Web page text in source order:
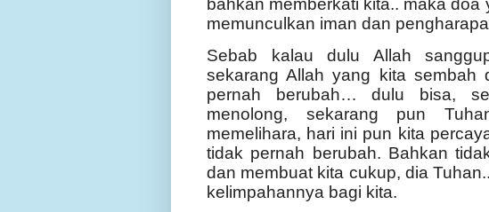
bahkan memberkati kita.. maka
memunculkan iman dan
Sebab kalau dulu Allah
sekarang Allah yang kita sembah
pernah berubah… dulu bisa,
menolong, sekarang pun
memelihara, hari ini pun kita
tidak pernah berubah. Bahkan
dan membuat kita cukup, dia
kelimpahannya bagi kita.